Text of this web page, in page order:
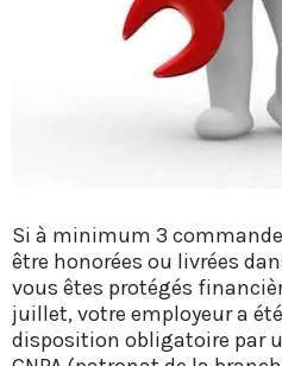
Si à minimum 3
être honorées ou livrées
vous êtes protégés
juillet, votre employeur a
disposition obligatoire par